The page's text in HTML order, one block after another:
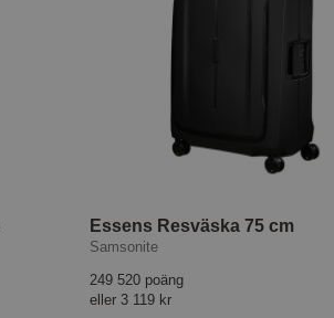
Essens Resväska 75 cm
Samsonite
249 520 poäng
eller 3 119 kr